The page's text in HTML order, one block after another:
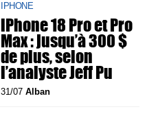
IPHONE
iPhone 18 Pro et Pro
Max : jusqu’à 300 $
de plus, selon
l’analyste Jeff Pu
31/07Alban